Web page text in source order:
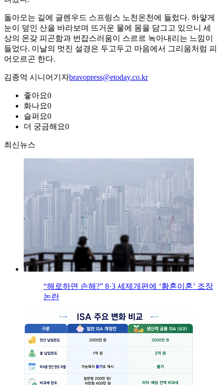
돌아오는 길에 글렌우드 스프링스 노천온천에 들렀다. 하얗게
눈이 덮인 산을 바라보며 뜨거운 물에 몸을 담그고 있으니 세
상의 온갖 피곤함과 번잡스러움이 스르르 녹아내리는 느낌이
들었다. 이날의 멋진 설경은 두고두고 마음에서 그리움처럼 피
어오르곤 한다.
김종억 시니어기자bravopress@etoday.co.kr
좋아요0
화나요0
슬퍼요0
더 궁금해요0
최신뉴스
“해로하면 손해?” 8·3 세제개편에 ‘황혼이혼’ 조장
논란